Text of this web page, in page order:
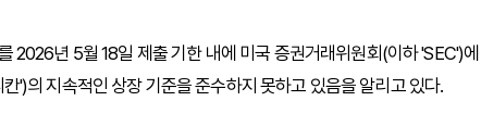
2026년 5월 18일 제출 기한 내에 미국 증권거래위원회(이하 'SEC')에
')의 지속적인 상장 기준을 준수하지 못하고 있음을 알리고 있다.